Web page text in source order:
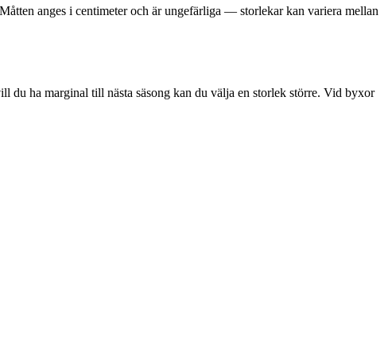
anges i centimeter och är ungefärliga — storlekar kan variera mellan
du ha marginal till nästa säsong kan du välja en storlek större. Vid byxor